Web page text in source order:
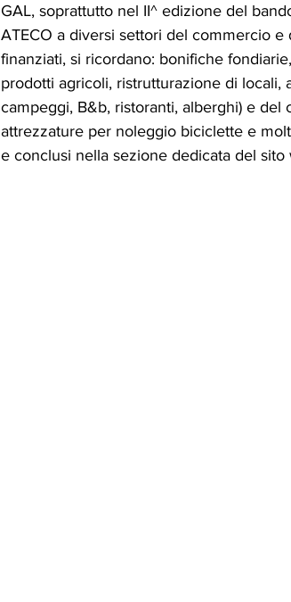
GAL, soprattutto nel II^ edizione del
ATECO a diversi settori del commercio
finanziati, si ricordano: bonifiche
prodotti agricoli, ristrutturazione di
campeggi, B&b, ristoranti, alberghi) e
attrezzature per noleggio biciclette e
e conclusi nella sezione dedicata del sito